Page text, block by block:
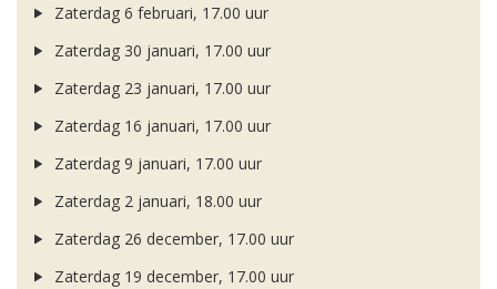
Zaterdag 6 februari, 17.00 uur
Zaterdag 30 januari, 17.00 uur
Zaterdag 23 januari, 17.00 uur
Zaterdag 16 januari, 17.00 uur
Zaterdag 9 januari, 17.00 uur
Zaterdag 2 januari, 18.00 uur
Zaterdag 26 december, 17.00 uur
Zaterdag 19 december, 17.00 uur